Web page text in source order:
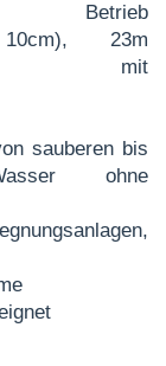
Betrieb
10cm), 23m
mit
sauberen bis
ohne